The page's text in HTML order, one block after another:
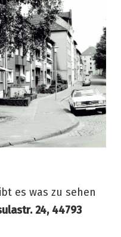
es was zu sehen
24, 44793